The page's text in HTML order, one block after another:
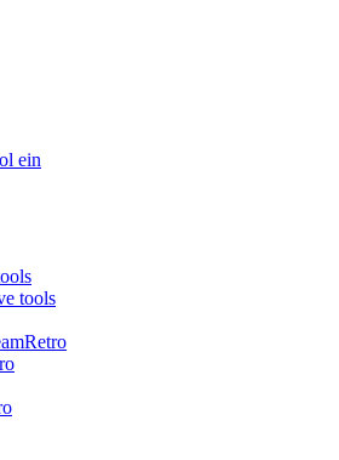
ein
tools